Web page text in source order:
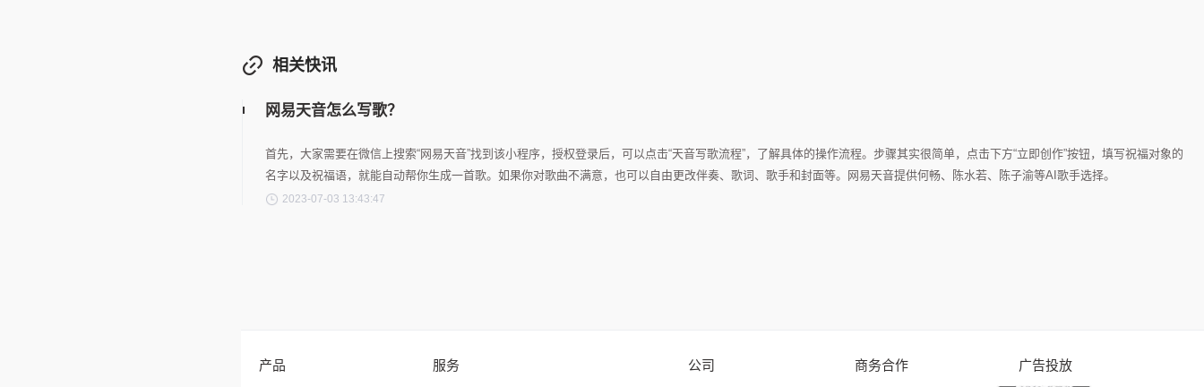
相关快讯
网易天音怎么写歌？
首先，大家需要在微信上搜索“网易天音”找到该小程序，授权登录后，可以点击“天音写歌流程”，了解具体的操作流程。步骤其实很简单，点击下方“立即创作”按钮，填写祝福对象的
名字以及祝福语，就能自动帮你生成一首歌。如果你对歌曲不满意，也可以自由更改伴奏、歌词、歌手和封面等。网易天音提供何畅、陈水若、陈子渝等AI歌手选择。
2023-07-03 13:43:47
产品 服务 公司 商务合作 广告投放